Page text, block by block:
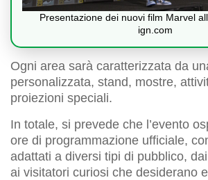
Presentazione dei nuovi film Marvel
ign.com
Ogni area sarà caratterizzata da
personalizzata, stand, mostre,
proiezioni speciali.
In totale, si prevede che l’evento
ore di programmazione ufficiale,
adattati a diversi tipi di pubblico,
ai visitatori curiosi che desiderano